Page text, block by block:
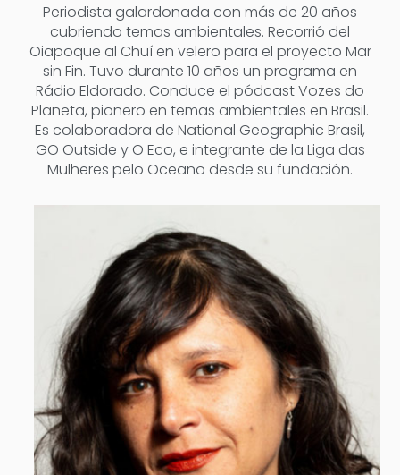
Periodista galardonada con más de 20 años
cubriendo temas ambientales. Recorrió del
Oiapoque al Chuí en velero para el proyecto Mar
sin Fin. Tuvo durante 10 años un programa en
Rádio Eldorado. Conduce el pódcast Vozes do
Planeta, pionero en temas ambientales en Brasil.
Es colaboradora de National Geographic Brasil,
GO Outside y O Eco, e integrante de la Liga das
Mulheres pelo Oceano desde su fundación.